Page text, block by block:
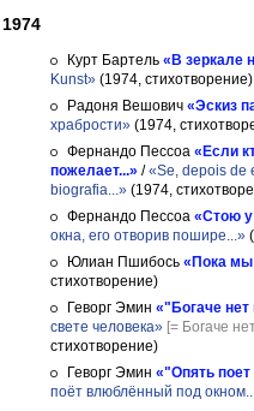
1974
Курт Бартель «В зеркале
Kunst» (1974, стихотворение)
Радоня Вешович «Эскиз
храбрости» (1974,
Фернандо Пессоа «Если
пожелает...» /«Se, depois de
biografia...» (1974,
Фернандо Пессоа «Стою у
окна, его отворив пошире...»
Юлиан Пшибось «Пока
стихотворение)
Геворг Эмин «"Богаче нет
свете человека» [= Богаче
стихотворение)
Геворг Эмин «"Опять
поёт влюблённый под